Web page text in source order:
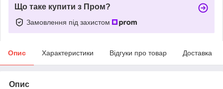
Що таке купити з Пром?
Замовлення під захистом
Опис Характеристики Відгуки про товар Доставка
Опис